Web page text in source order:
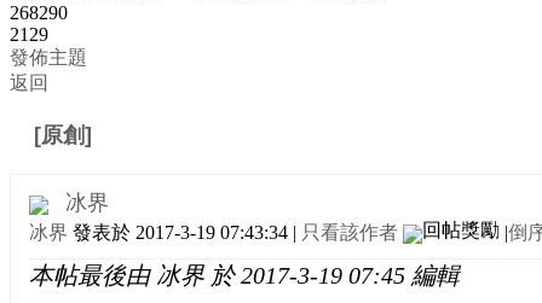
268290
2129
發佈主題
返回
[原創]
冰界
冰界 發表於 2017-3-19 07:43:34 | 只看該作者 |倒
本帖最後由 冰界 於 2017-3-19 07:45 編輯